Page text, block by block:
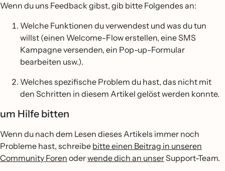
Wenn du uns Feedback gibst, gib bitte Folgendes an:
Welche Funktionen du verwendest und was du tun
willst (einen Welcome-Flow erstellen, eine SMS
Kampagne versenden, ein Pop-up-Formular
bearbeiten usw.).
Welches spezifische Problem du hast, das nicht mit
den Schritten in diesem Artikel gelöst werden konnte.
um Hilfe bitten
Wenn du nach dem Lesen dieses Artikels immer noch
Probleme hast, schreibe bitte einen Beitrag in unseren
Community Foren oderwende dich an unserSupport-Team.